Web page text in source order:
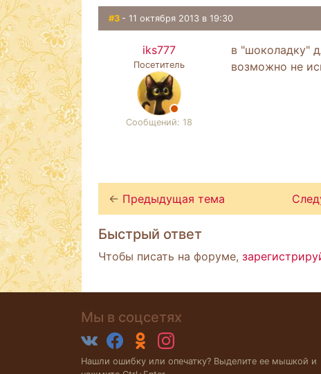
#3 - 11 октября 2013 в 19:30
iks777
Посетитель
Сообщений: 18
в "шоколадку"
возможно не
← Предыдущая тема
Быстрый ответ
Чтобы писать на форуме,
Мы в соцсетях
Нашли ошибку или опечатку? Выделите ее мышкой и